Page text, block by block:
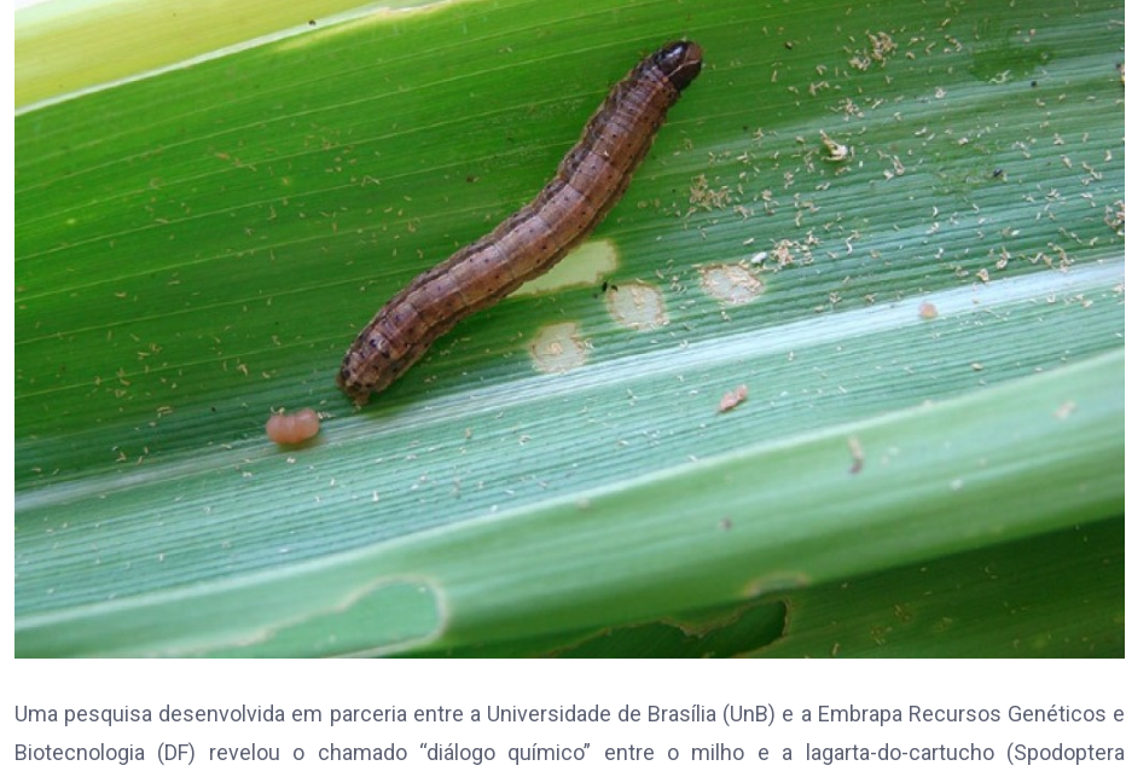
Uma pesquisa desenvolvida em parceria entre a Universidade de Brasília (UnB) e a Embrapa Recursos Genéticos e
Biotecnologia (DF) revelou o chamado “diálogo químico” entre o milho e a lagarta-do-cartucho (Spodoptera